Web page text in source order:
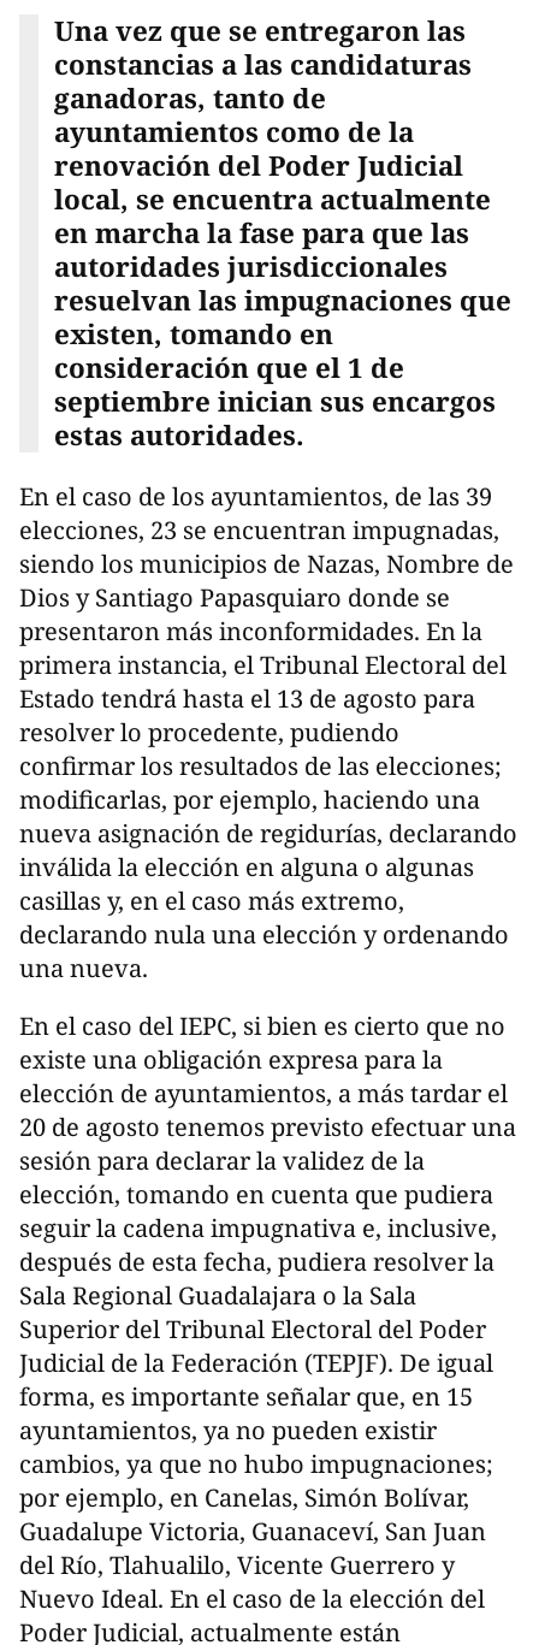
Una vez que se entregaron las
constancias a las candidaturas
ganadoras, tanto de
ayuntamientos como de la
renovación del Poder Judicial
local, se encuentra actualmente
en marcha la fase para que las
autoridades jurisdiccionales
resuelvan las impugnaciones que
existen, tomando en
consideración que el 1 de
septiembre inician sus encargos
estas autoridades.
En el caso de los ayuntamientos, de las 39
elecciones, 23 se encuentran impugnadas,
siendo los municipios de Nazas, Nombre de
Dios y Santiago Papasquiaro donde se
presentaron más inconformidades. En la
primera instancia, el Tribunal Electoral del
Estado tendrá hasta el 13 de agosto para
resolver lo procedente, pudiendo
confirmar los resultados de las elecciones;
modificarlas, por ejemplo, haciendo una
nueva asignación de regidurías, declarando
inválida la elección en alguna o algunas
casillas y, en el caso más extremo,
declarando nula una elección y ordenando
una nueva.
En el caso del IEPC, si bien es cierto que no
existe una obligación expresa para la
elección de ayuntamientos, a más tardar el
20 de agosto tenemos previsto efectuar una
sesión para declarar la validez de la
elección, tomando en cuenta que pudiera
seguir la cadena impugnativa e, inclusive,
después de esta fecha, pudiera resolver la
Sala Regional Guadalajara o la Sala
Superior del Tribunal Electoral del Poder
Judicial de la Federación (TEPJF). De igual
forma, es importante señalar que, en 15
ayuntamientos, ya no pueden existir
cambios, ya que no hubo impugnaciones;
por ejemplo, en Canelas, Simón Bolívar,
Guadalupe Victoria, Guanaceví, San Juan
del Río, Tlahualilo, Vicente Guerrero y
Nuevo Ideal. En el caso de la elección del
Poder Judicial, actualmente están